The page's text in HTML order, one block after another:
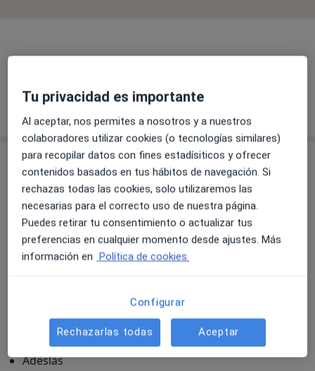
Médico general
Consulta
Ampliar
C/ Pare Gallissà, 13, Vic 08500
AMSYR
Acunsa
Adeslas
Tu privacidad es importante
Al aceptar, nos permites a nosotros y a nuestros
colaboradores utilizar cookies (o tecnologías similares)
para recopilar datos con fines estadísiticos y ofrecer
contenidos basados en tus hábitos de navegación. Si
rechazas todas las cookies, solo utilizaremos las
necesarias para el correcto uso de nuestra página.
Puedes retirar tu consentimiento o actualizar tus
preferencias en cualquier momento desde ajustes. Más
información en Política de cookies.
Configurar
Rechazarlas todas Aceptar